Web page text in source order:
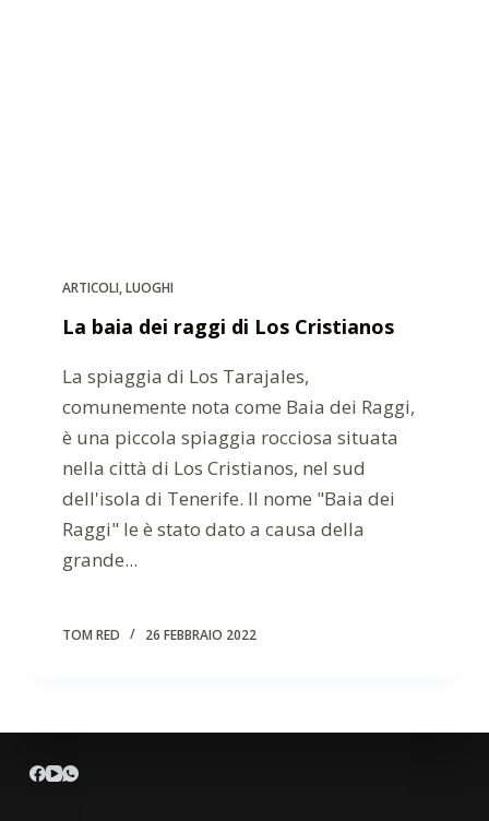
ARTICOLI,LUOGHI
La baia dei raggi di Los Cristianos
La spiaggia di Los Tarajales,
comunemente nota come Baia dei Raggi,
è una piccola spiaggia rocciosa situata
nella città di Los Cristianos, nel sud
dell'isola di Tenerife. Il nome "Baia dei
Raggi" le è stato dato a causa della
grande...
TOM RED 26 FEBBRAIO 2022